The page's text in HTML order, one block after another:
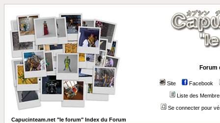
Forum
Site Facebook
Liste des
Se connecter pour
Capucinteam.net "le forum" Index du Forum